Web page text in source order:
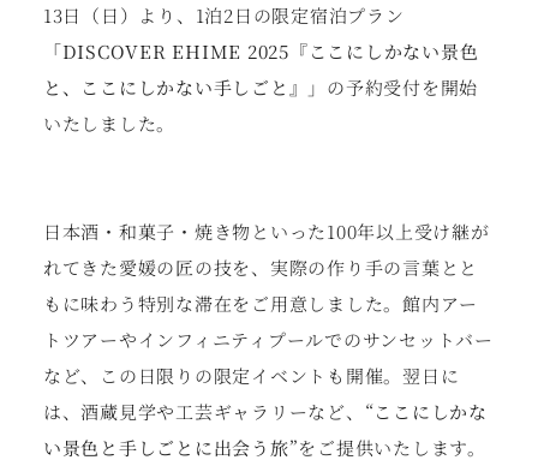
13日（日）より、1泊2日の限定宿泊プラン
「DISCOVER EHIME 2025『ここにしかない景色
と、ここにしかない手しごと』」 の予約受付を開始
いたしました。
日本酒・和菓子・焼き物といった100年以上受け継が
れてきた愛媛の匠の技を、実際の作り手の言葉とと
もに味わう特別な滞在をご用意しました。館内アー
トツアーやインフィニティプールでのサンセットバー
など、この日限りの限定イベントも開催。翌日に
は、酒蔵見学や工芸ギャラリーなど、 “ここにしかな
い景色と手しごとに出会う旅”をご提供いたします。